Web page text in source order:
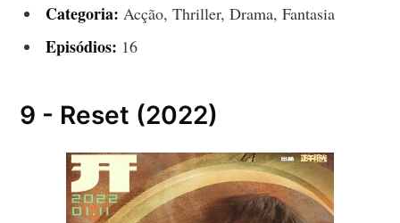
Categoria: Acção, Thriller, Drama, Fantasia
Episódios: 16
9 - Reset (2022)